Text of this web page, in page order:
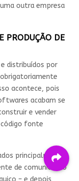
outra empresa
PRODUÇÃO DE
distribuídos por
acontece, pois
acabam se
e vender
código fonte
principalmente
de comunicação
– e depois